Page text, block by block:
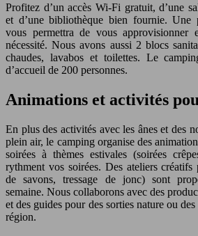
Profitez d’un accès Wi-Fi gratuit, d’une
et d’une bibliothèque bien fournie. Une
vous permettra de vous approvisionner
nécessité. Nous avons aussi 2 blocs
chaudes, lavabos et toilettes. Le
d’accueil de 200 personnes.
Animations et activités
En plus des activités avec les ânes et des
plein air, le camping organise des
soirées à thèmes estivales (soirées
rythment vos soirées. Des ateliers
de savons, tressage de jonc) sont
semaine. Nous collaborons avec des
et des guides pour des sorties nature ou
région.